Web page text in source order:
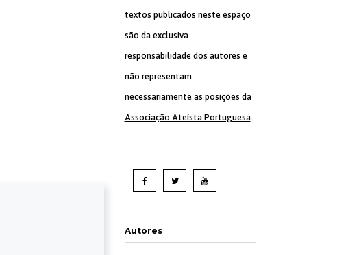
textos publicados neste espaço
são da exclusiva
responsabilidade dos autores e
não representam
necessariamente as posições da
Associação Ateísta Portuguesa.
Autores